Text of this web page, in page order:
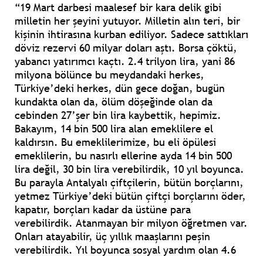
“19 Mart darbesi maalesef bir kara delik gibi
milletin her şeyini yutuyor. Milletin alın teri, bir
kişinin ihtirasına kurban ediliyor. Sadece sattıkları
döviz rezervi 60 milyar doları aştı. Borsa çöktü,
yabancı yatırımcı kaçtı. 2.4 trilyon lira, yani 86
milyona bölünce bu meydandaki herkes,
Türkiye’deki herkes, dün gece doğan, bugün
kundakta olan da, ölüm döşeğinde olan da
cebinden 27’şer bin lira kaybettik, hepimiz.
Bakayım, 14 bin 500 lira alan emeklilere el
kaldırsın. Bu emeklilerimize, bu eli öpülesi
emeklilerin, bu nasırlı ellerine ayda 14 bin 500
lira değil, 30 bin lira verebilirdik, 10 yıl boyunca.
Bu parayla Antalyalı çiftçilerin, bütün borçlarını,
yetmez Türkiye’deki bütün çiftçi borçlarını öder,
kapatır, borçları kadar da üstüne para
verebilirdik. Atanmayan bir milyon öğretmen var.
Onları atayabilir, üç yıllık maaşlarını peşin
verebilirdik. Yıl boyunca sosyal yardım olan 4.6